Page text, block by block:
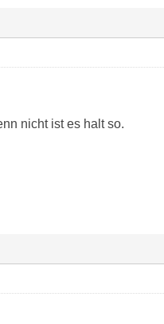
nicht ist es halt so.